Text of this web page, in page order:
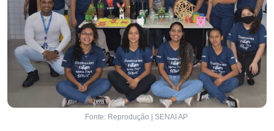
Fonte: Reprodução | SENAI AP